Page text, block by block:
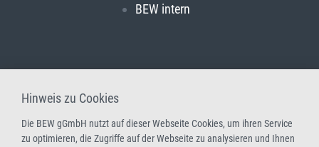
BEW intern
Hinweis zu Cookies
Die BEW gGmbH nutzt auf dieser Webseite Cookies, um ihren Service
zu optimieren, die Zugriffe auf der Webseite zu analysieren und Ihnen